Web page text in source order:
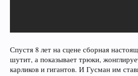
Спустя 8 лет на сцене сборная
шутит, а показывает трюки,
карликов и гигантов. И Гусман им